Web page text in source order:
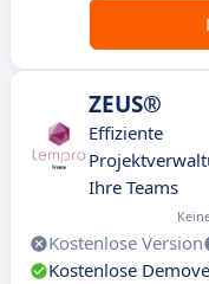
ZEUS®
Effiziente
Ihre Teams
Kostenlose Version
Kostenlose